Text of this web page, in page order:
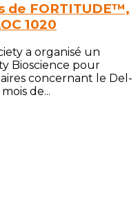
de FORTITUDE™,
1020
a organisé un
Bioscience pour
concernant le Del-
de...